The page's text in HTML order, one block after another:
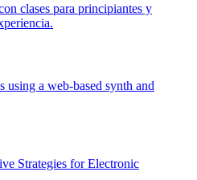
clases para principiantes y
using a web-based synth and
Strategies for Electronic